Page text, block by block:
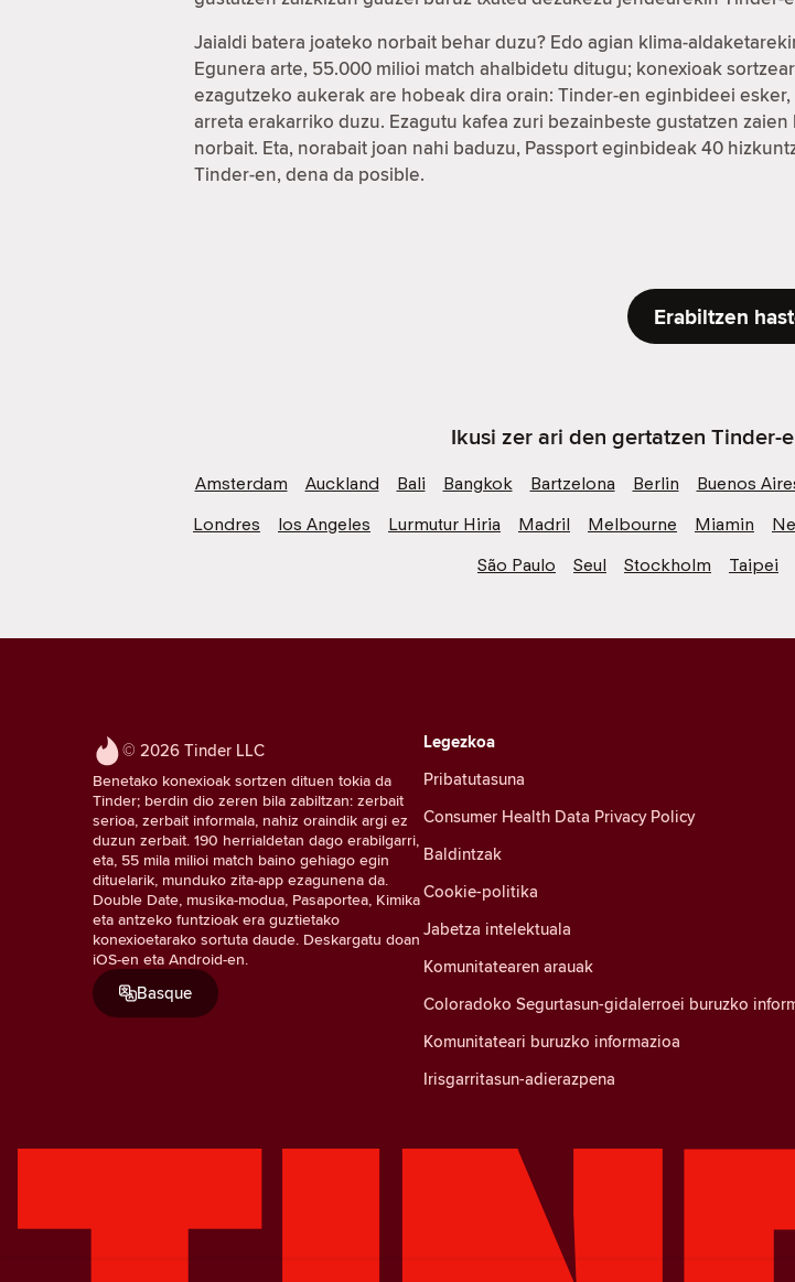
Jaialdi batera joateko norbait behar duzu? Edo agian klima-
Egunera arte, 55.000 milioi match ahalbidetu ditugu; konexioak
ezagutzeko aukerak are hobeak dira orain: Tinder-en eginbideei
arreta erakarriko duzu. Ezagutu kafea zuri bezainbeste gustatzen
norbait. Eta, norabait joan nahi baduzu, Passport eginbideak 40
Tinder-en, dena da posible.
Erabiltzen
Ikusi zer ari den gertatzen Tinder-
Amsterdam Auckland Bali Bangkok Bartzelona Berlin Buenos
Londres
los Angeles Lurmutur Hiria Madril Melbourne Miamin
São Paulo
Seul Stockholm Taipei
© 2026 Tinder LLC
Benetako konexioak sortzen dituen tokia da
Tinder; berdin dio zeren bila zabiltzan: zerbait
serioa, zerbait informala, nahiz oraindik argi ez
duzun zerbait. 190 herrialdetan dago erabilgarri,
eta, 55 mila milioi match baino gehiago egin
dituelarik, munduko zita-app ezagunena da.
Double Date, musika-modua, Pasaportea, Kimika
eta antzeko funtzioak era guztietako
konexioetarako sortuta daude. Deskargatu doan
iOS-en eta Android-en.
Basque
Legezkoa
Pribatutasuna
Consumer Health Data Privacy Policy
Baldintzak
Cookie-politika
Jabetza intelektuala
Komunitatearen arauak
Coloradoko Segurtasun-gidalerroei buruzko
Komunitateari buruzko informazioa
Irisgarritasun-adierazpena